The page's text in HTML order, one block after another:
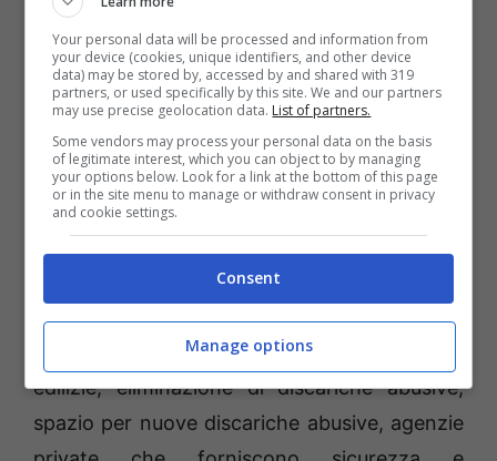
periodicamente e spesso nelle stesse zone o
aree limitrofe per motivi noti: ripartenza del
pascolo, concessioni di terreni comunali in
fida pascolo, speculazioni edilizie, guardianie
imposte, estensione delle superfici destinate
al pascolo, bracconaggio legato
bracconieri, ricatti politici, azioni contro
l’istituzione di aree protette, mancate
concessioni edilizie, blocco di concessioni
edilizie, eliminazione di discariche abusive,
spazio per nuove discariche abusive, agenzie
Your personal data will be processed and information from
your device (cookies, unique identifiers, and other device
data) may be stored by, accessed by and shared with 319
partners, or used specifically by this site. We and our partners
may use precise geolocation data. List of partners.
Some vendors may process your personal data on the basis
of legitimate interest, which you can object to by managing
your options below. Look for a link at the bottom of this page
or in the site menu to manage or withdraw consent in privacy
and cookie settings.
Consent
Manage options